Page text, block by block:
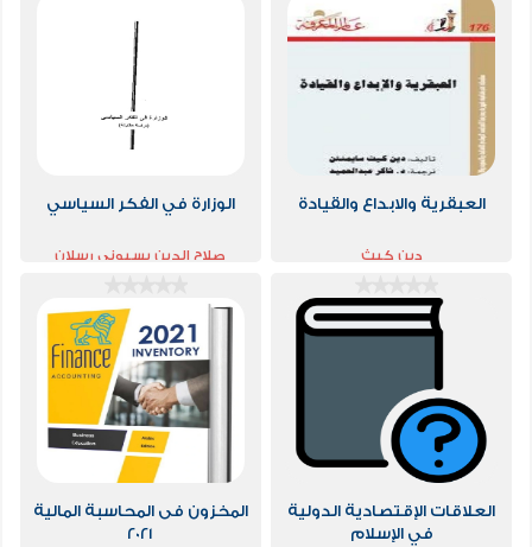
العبقرية والابداع والقيادة
دين كيث
الوزارة في الفكر السياسي
صلاح الدين بسيونى رسلان
العلاقات الإقتصادية الدولية
في الإسلام
المخزون فى المحاسبة المالية
2021